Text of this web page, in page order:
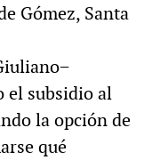
Gómez, Santa
el subsidio al
la opción de
qué